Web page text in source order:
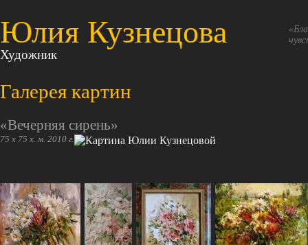
Юлия Кузнецова
Художник
Галерея картин
«Вечерняя сирень»
75 х 75 х. м. 2010 г.